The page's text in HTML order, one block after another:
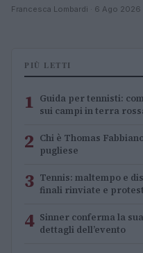
Francesca Lombardi · 6 Ago 2026
PIÙ LETTI
1 Guida per tennisti:
sui campi in terra
2 Chi è Thomas
pugliese
3 Tennis: maltempo e
finali rinviate e
4 Sinner conferma la
dettagli dell’evento